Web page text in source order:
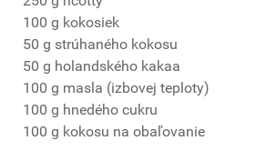
100 g kokosiek
50 g strúhaného kokosu
50 g holandského kakaa
100 g masla (izbovej teploty)
100 g hnedého cukru
100 g kokosu na obaľovanie